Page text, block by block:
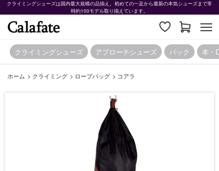
クライミングシューズは国内最大規模の品揃え。初めての一足から最新の本気シューズまで常
時約100モデル取り揃えています。
クライミングシューズ アプローチシューズ パック 本・
ホーム > クライミング > ロープバッグ > コアラ